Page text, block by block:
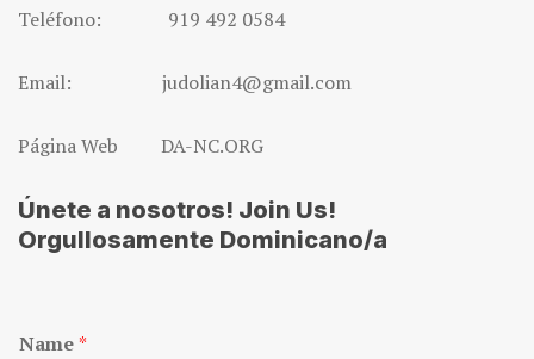
Teléfono: 919 492 0584
Email: judolian4@gmail.com
Página Web DA-NC.ORG
Únete a nosotros! Join Us!
Orgullosamente Dominicano/a
Name*